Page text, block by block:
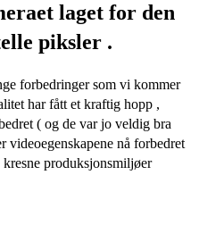
laget for den
piksler .
forbedringer som vi kommer
har fått et kraftig hopp ,
( og de var jo veldig bra
videoegenskapene nå forbedret
produksjonsmiljøer